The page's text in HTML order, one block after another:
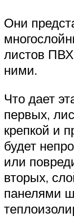
Они
листов
ними.
Что дает
первых,
крепкой и
будет
или
вторых,
панелями